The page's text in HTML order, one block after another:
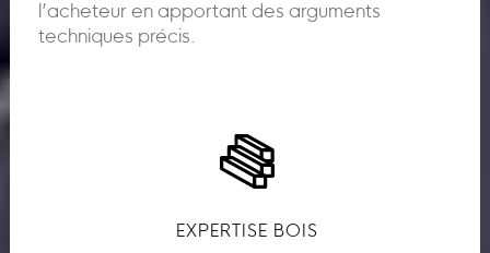
l’acheteur en apportant des arguments
techniques précis.
EXPERTISE BOIS